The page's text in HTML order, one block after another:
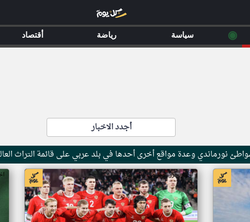
أجدد الاخبار
نورماندي وعدة مواقع أخرى أحدها في بلد عربي على قائمة التراث
اخبار جزر القمر من ار تي عربي
◉ سياسة رياضة أقتصاد